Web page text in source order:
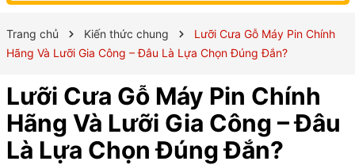
Trang chủ Kiến thức chung
Lưỡi Cưa Gỗ Máy Pin Chính
Hãng Và Lưỡi Gia Công – Đâu Là Lựa Chọn Đúng Đắn?
Lưỡi Cưa Gỗ Máy Pin Chính
Hãng Và Lưỡi Gia Công – Đâu
Là Lựa Chọn Đúng Đắn?